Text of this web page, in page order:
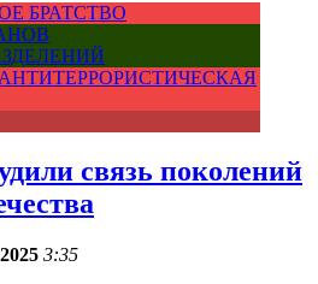
БРАТСТВО
связь поколений
3:35